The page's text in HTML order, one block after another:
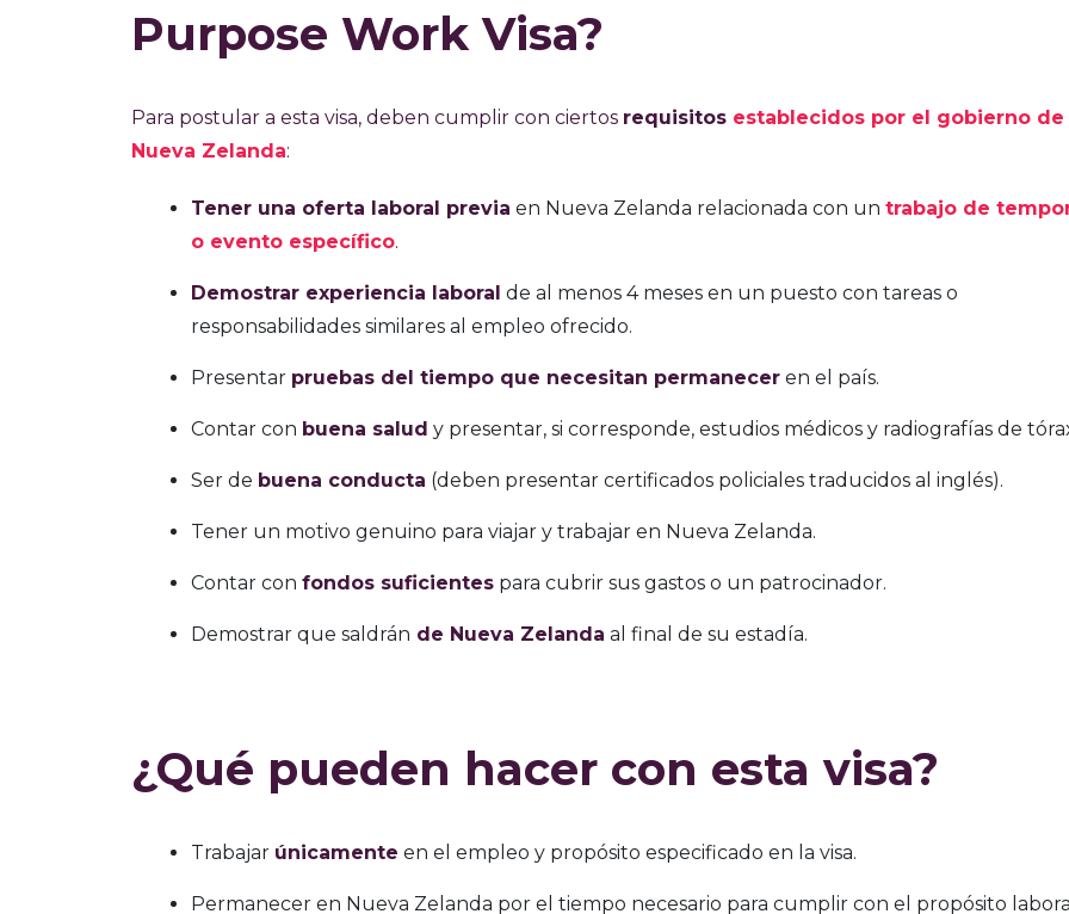
Purpose Work Visa?
Para postular a esta visa, deben cumplir con ciertos requisitos establecidos por el gobierno de
Nueva Zelanda:
Tener una oferta laboral previa en Nueva Zelanda relacionada con un trabajo de
o evento específico.
Demostrar experiencia laboral de al menos 4 meses en un puesto con tareas o
responsabilidades similares al empleo ofrecido.
Presentar pruebas del tiempo que necesitan permanecer en el país.
Contar con buena salud y presentar, si corresponde, estudios médicos y radiografías de
Ser de buena conducta (deben presentar certificados policiales traducidos al inglés).
Tener un motivo genuino para viajar y trabajar en Nueva Zelanda.
Contar con fondos suficientes para cubrir sus gastos o un patrocinador.
Demostrar que saldrán de Nueva Zelanda al final de su estadía.
¿Qué pueden hacer con esta visa?
Trabajar únicamente en el empleo y propósito especificado en la visa.
Permanecer en Nueva Zelanda por el tiempo necesario para cumplir con el propósito